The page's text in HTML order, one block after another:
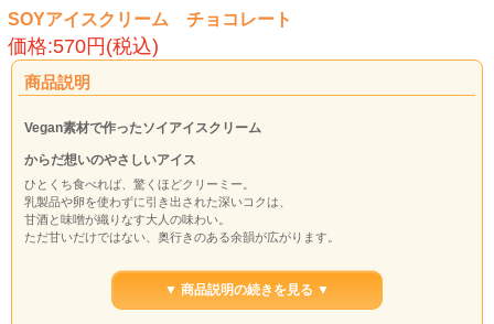
SOYアイスクリーム チョコレート
価格:570円(税込)
商品説明
Vegan素材で作ったソイアイスクリーム
からだ想いのやさしいアイス
ひとくち食べれば、驚くほどクリーミー。
乳製品や卵を使わずに引き出された深いコクは、
甘酒と味噌が織りなす大人の味わい。
ただ甘いだけではない、奥行きのある余韻が広がります。
そんな新しい選択肢をどうぞ。
濃厚なのに口当たり軽く、リッチなくちどけ。
▼ 商品説明の続きを見る ▼